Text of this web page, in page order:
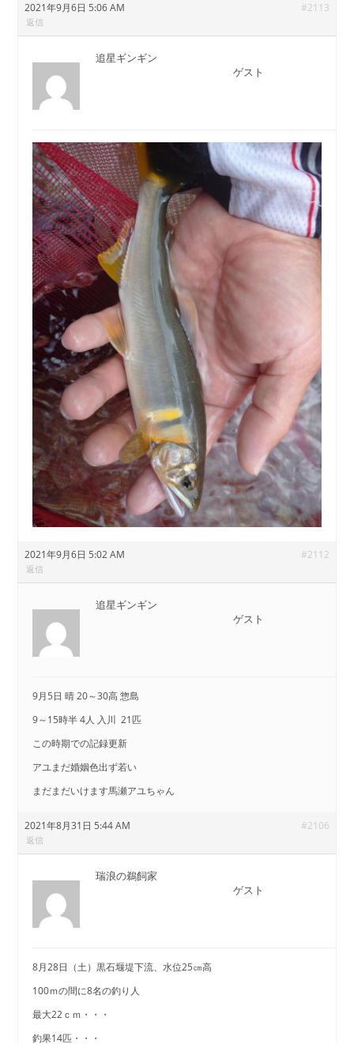
2021年9月6日 5:06 AM #2113
返信
追星ギンギン
ゲスト
2021年9月6日 5:02 AM #2112
返信
追星ギンギン
ゲスト
9月5日 晴 20～30高 惣島
9～15時半 4人 入川 21匹
この時期での記録更新
アユまだ婚姻色出ず若い
まだまだいけます馬瀬アユちゃん
2021年8月31日 5:44 AM #2106
返信
瑞浪の鵜飼家
ゲスト
8月28日（土）黒石堰堤下流、水位25㎝高
100ｍの間に8名の釣り人
最大22ｃｍ・・・
釣果14匹・・・